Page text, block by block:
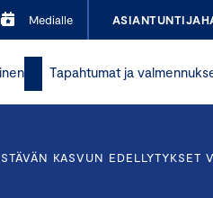
Medialle
Tapahtumat ja
KASVUN EDELLYTYKSET